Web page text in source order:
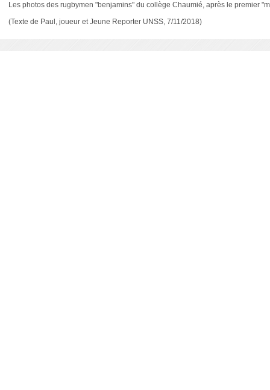
Les photos des rugbymen "benjamins" du collège Chaumié, après le premier
(Texte de Paul, joueur et Jeune Reporter UNSS, 7/11/2018)